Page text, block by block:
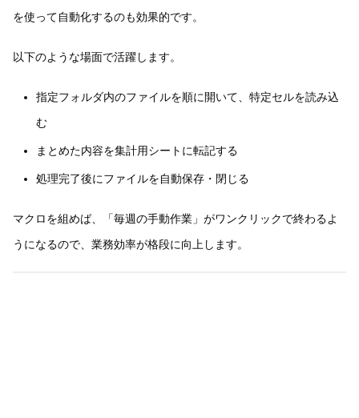
を使って自動化するのも効果的です。
以下のような場面で活躍します。
指定フォルダ内のファイルを順に開いて、特定セルを読み込
む
まとめた内容を集計用シートに転記する
処理完了後にファイルを自動保存・閉じる
マクロを組めば、「毎週の手動作業」がワンクリックで終わるよ
うになるので、業務効率が格段に向上します。